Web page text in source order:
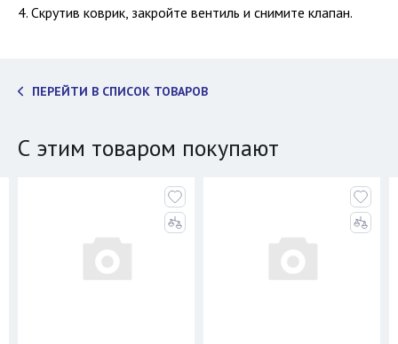
4. Скрутив коврик, закройте вентиль и снимите клапан.
ПЕРЕЙТИ В СПИСОК ТОВАРОВ
С этим товаром покупают